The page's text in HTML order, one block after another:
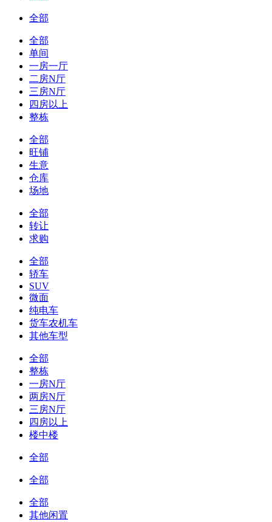
全部
全部
单间
一房一厅
二房N厅
三房N厅
四房以上
整栋
全部
旺铺
生意
仓库
场地
全部
转让
求购
全部
轿车
SUV
微面
纯电车
货车农机车
其他车型
全部
整栋
一房N厅
两房N厅
三房N厅
四房以上
楼中楼
全部
全部
全部
其他闲置